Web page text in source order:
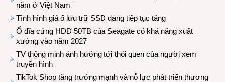
năm ở Việt Nam
Tình hình giá ổ lưu trữ SSD đang tiếp tục tăng
Ổ đĩa cứng HDD 50TB của Seagate có khả năng xuất
xưởng vào năm 2027
TV thông minh ảnh hưởng tới thói quen của người xem
truyền hình
TikTok Shop tăng trưởng mạnh và nỗ lực phát triển thương